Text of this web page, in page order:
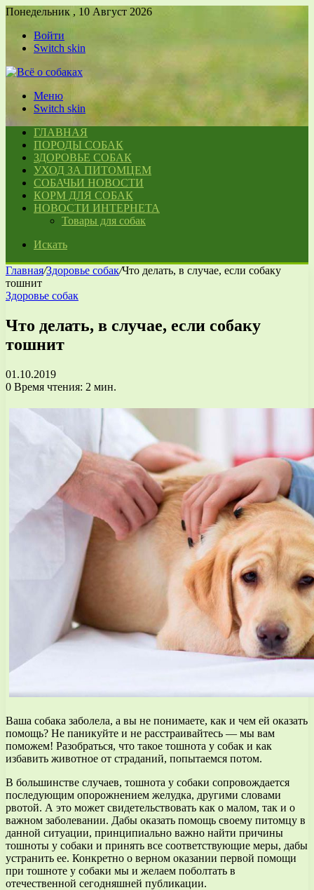
Понедельник , 10 Август 2026
Войти
Switch skin
Меню
Switch skin
ГЛАВНАЯ
ПОРОДЫ СОБАК
ЗДОРОВЬЕ СОБАК
УХОД ЗА ПИТОМЦЕМ
СОБАЧЬИ НОВОСТИ
КОРМ ДЛЯ СОБАК
НОВОСТИ ИНТЕРНЕТА
Товары для собак
Искать
Главная/Здоровье собак/Что делать, в случае, если собаку
тошнит
Здоровье собак
Что делать, в случае, если собаку
тошнит
01.10.2019
0 Время чтения: 2 мин.
Ваша собака заболела, а вы не понимаете, как и чем ей оказать
помощь? Не паникуйте и не расстраивайтесь — мы вам
поможем! Разобраться, что такое тошнота у собак и как
избавить животное от страданий, попытаемся потом.
В большинстве случаев, тошнота у собаки сопровождается
последующим опорожнением желудка, другими словами
рвотой. А это может свидетельствовать как о малом, так и о
важном заболевании. Дабы оказать помощь своему питомцу в
данной ситуации, принципиально важно найти причины
тошноты у собаки и принять все соответствующие меры, дабы
устранить ее. Конкретно о верном оказании первой помощи
при тошноте у собаки мы и желаем поболтать в
отечественной сегодняшней публикации.